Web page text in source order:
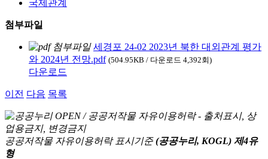
국제관계
첨부파일
세경포 24-02 2023년 북한 대외관계 평가
와 2024년 전망.pdf (504.95KB / 다운로드 4,392회)
다운로드
이전 다음 목록
공공저작물 자유이용허락 표시기준 (공공누리, KOGL) 제4유
형